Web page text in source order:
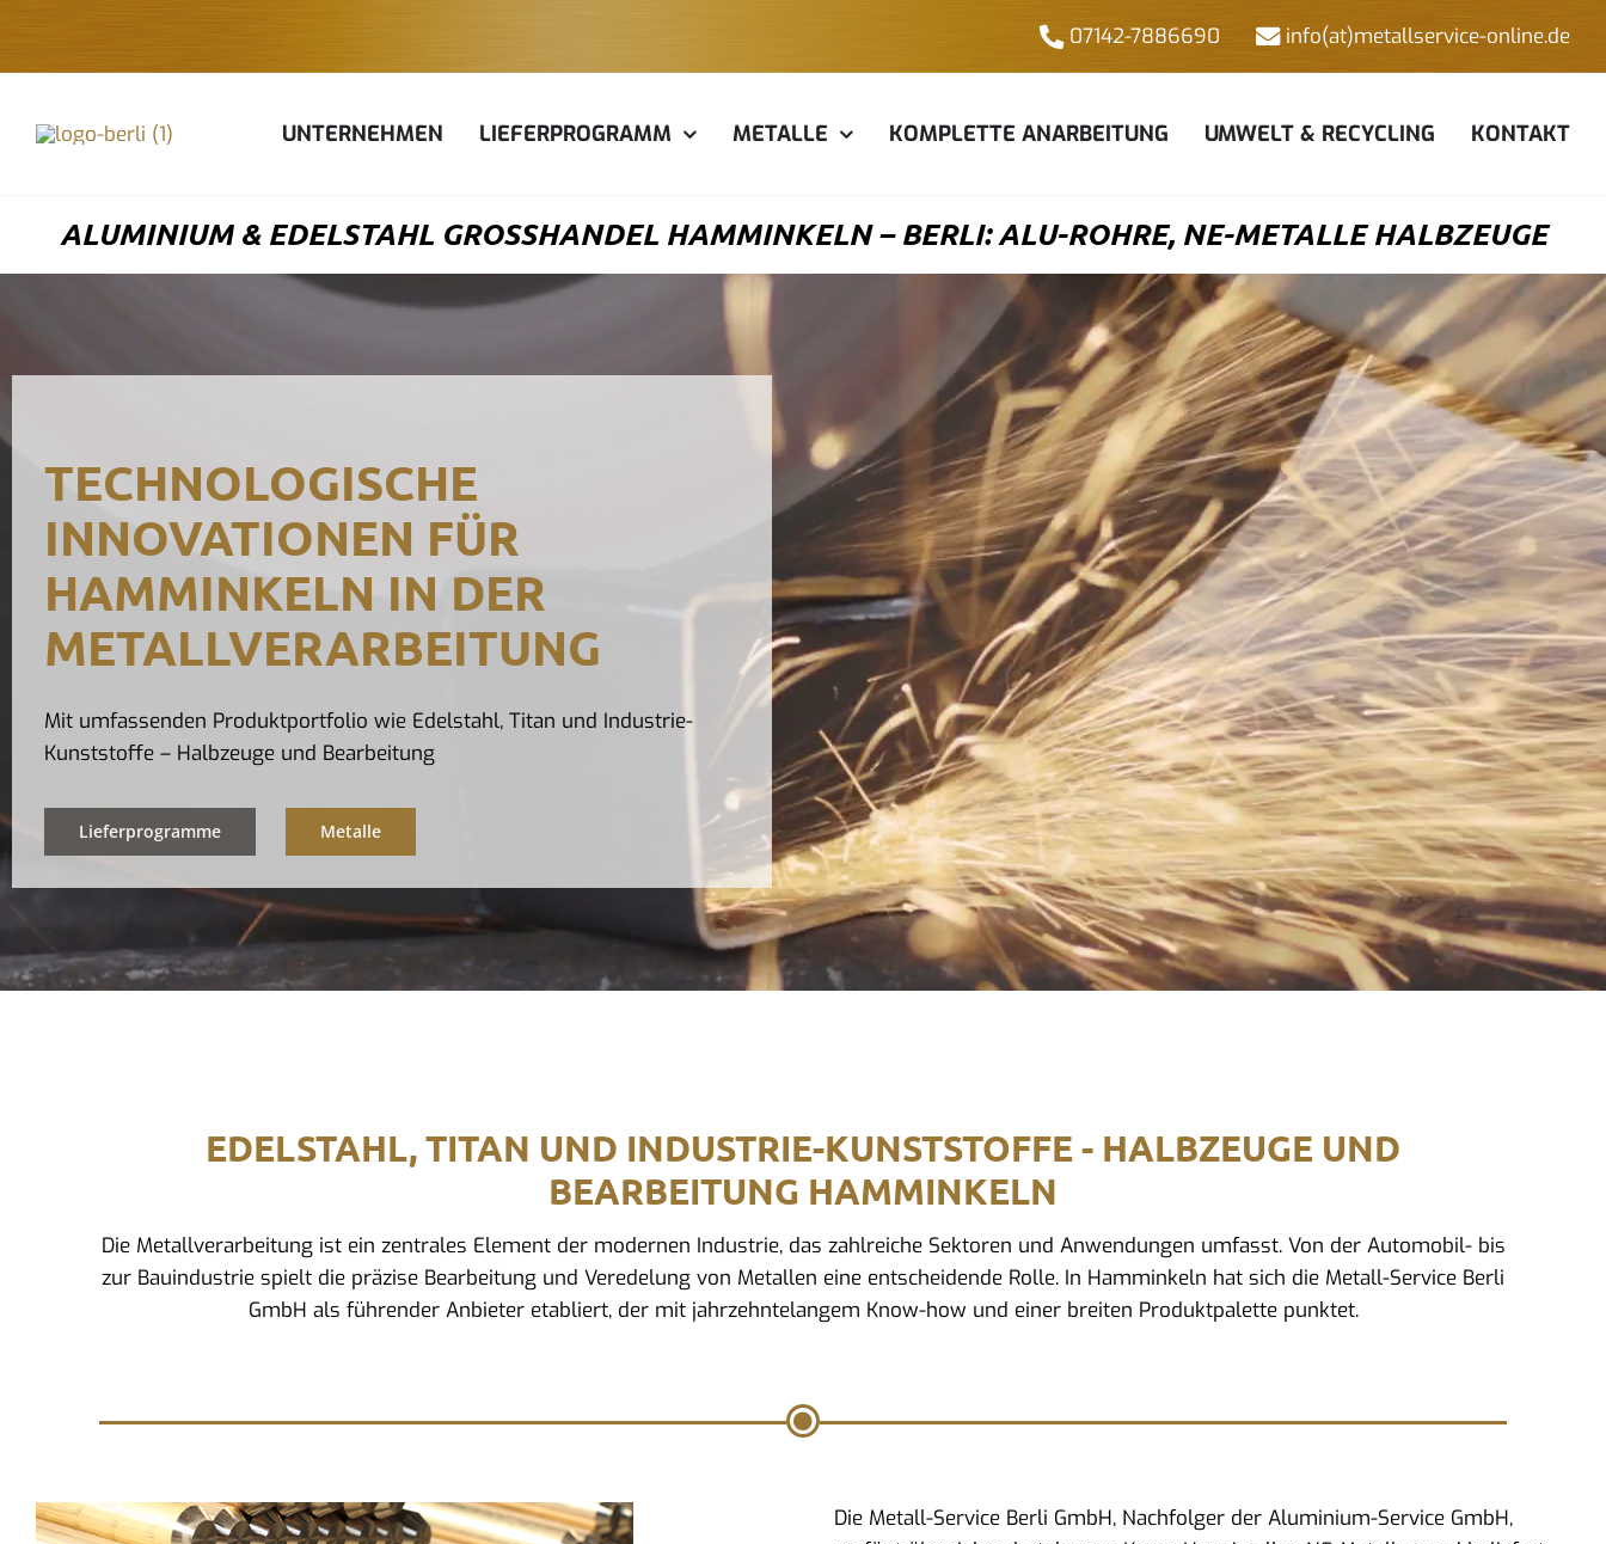
springen
07142-7886690 info(at)metallservice-online.de
UNTERNEHMEN LIEFERPROGRAMM METALLE KOMPLETTE ANARBEITUNG UMWELT & RECYCLING KONTAKT
ALUMINIUM & EDELSTAHL GROSSHANDEL HAMMINKELN – BERLI: ALU-ROHRE, NE-METALLE HALBZEUGE
TECHNOLOGISCHE
INNOVATIONEN FÜR
HAMMINKELN IN DER
METALLVERARBEITUNG
Mit umfassenden Produktportfolio wie Edelstahl, Titan und Industrie-
Kunststoffe – Halbzeuge und Bearbeitung
Lieferprogramme Metalle
EDELSTAHL, TITAN UND INDUSTRIE-KUNSTSTOFFE - HALBZEUGE UND
BEARBEITUNG HAMMINKELN
Die Metallverarbeitung ist ein zentrales Element der modernen Industrie, das zahlreiche Sektoren und Anwendungen umfasst. Von der Automobil- bis
zur Bauindustrie spielt die präzise Bearbeitung und Veredelung von Metallen eine entscheidende Rolle. In Hamminkeln hat sich die Metall-Service Berli
GmbH als führender Anbieter etabliert, der mit jahrzehntelangem Know-how und einer breiten Produktpalette punktet.
Die Metall-Service Berli GmbH, Nachfolger der Aluminium-Service GmbH,